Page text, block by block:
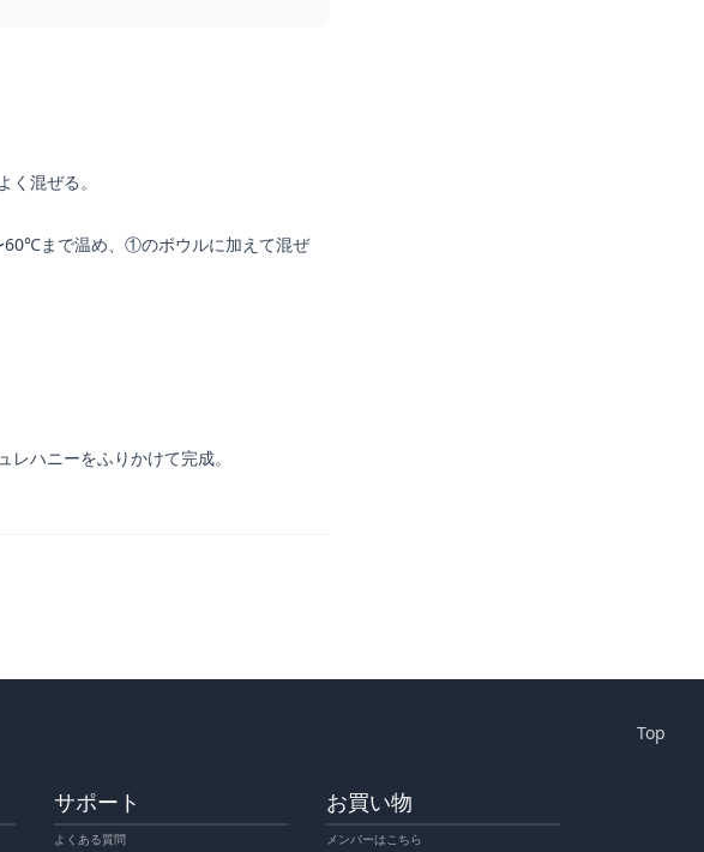
混ぜる。
まで温め、①のボウルに加えて混ぜ
ハニーをふりかけて完成。
Top
サポート
よくある質問
お買い物
メンバーはこちら